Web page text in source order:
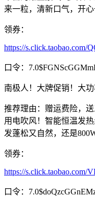
来一粒，清新口气，开
领券：
https://s.click.taobao.com/
口令：
南极人！大牌促销！大
推荐理由：赠运费险，
用电吹风！智能恒温发
发蓬松又自然，还是
领券：
https://s.click.taobao.com/
口令：